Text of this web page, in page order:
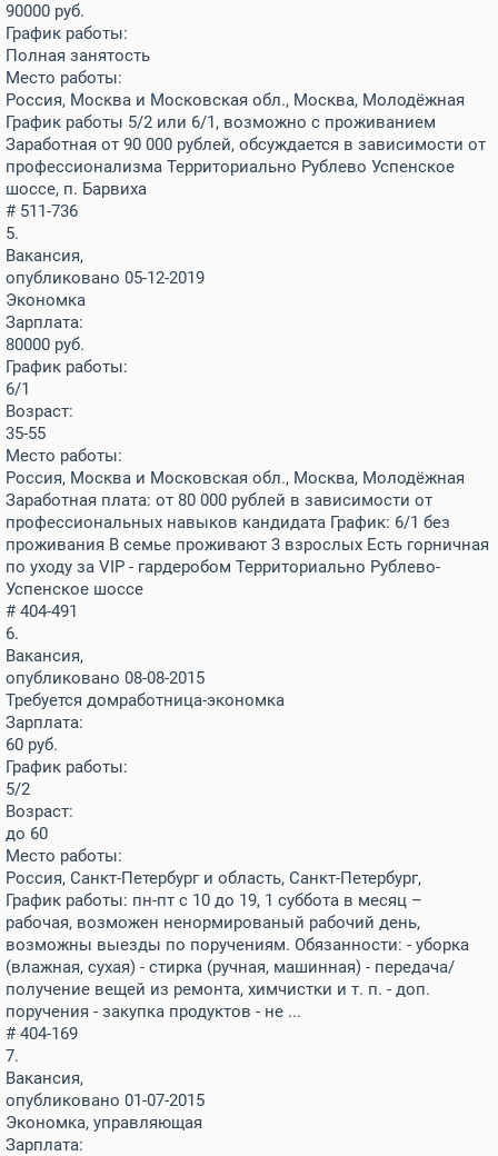
90000 руб.
График работы:
Полная занятость
Место работы:
Россия, Москва и Московская обл., Москва, Молодёжная
График работы 5/2 или 6/1, возможно с проживанием
Заработная от 90 000 рублей, обсуждается в зависимости от
профессионализма Территориально Рублево Успенское
шоссе, п. Барвиха
# 511-736
5.
Вакансия,
опубликовано 05-12-2019
Экономка
Зарплата:
80000 руб.
График работы:
6/1
Возраст:
35-55
Место работы:
Россия, Москва и Московская обл., Москва, Молодёжная
Заработная плата: от 80 000 рублей в зависимости от
профессиональных навыков кандидата График: 6/1 без
проживания В семье проживают 3 взрослых Есть горничная
по уходу за VIP - гардеробом Территориально Рублево-
Успенское шоссе
# 404-491
6.
Вакансия,
опубликовано 08-08-2015
Требуется домработница-экономка
Зарплата:
60 руб.
График работы:
5/2
Возраст:
до 60
Место работы:
Россия, Санкт-Петербург и область, Санкт-Петербург,
График работы: пн-пт с 10 до 19, 1 суббота в месяц –
рабочая, возможен ненормированый рабочий день,
возможны выезды по поручениям. Обязанности: - уборка
(влажная, сухая) - стирка (ручная, машинная) - передача/
получение вещей из ремонта, химчистки и т. п. - доп.
поручения - закупка продуктов - не ...
# 404-169
7.
Вакансия,
опубликовано 01-07-2015
Экономка, управляющая
Зарплата: